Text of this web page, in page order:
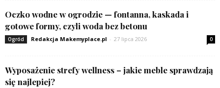
Oczko wodne w ogrodzie — fontanna, kaskada i
gotowe formy, czyli woda bez betonu
Ogród Redakcja Makemyplace.pl - 27 lipca 2026 0
Wyposażenie strefy wellness – jakie meble sprawdzają
się najlepiej?